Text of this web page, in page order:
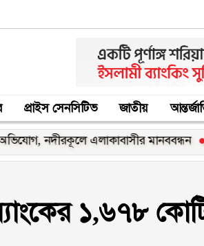
প্রাইস সেনসিটিভ জাতীয়
এলাকাবাসীর মানববন্ধন শেখ
১,৬৭৮